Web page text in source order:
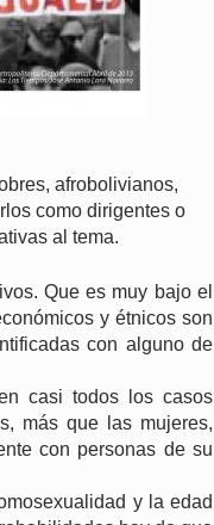
afrobolivianos,
como dirigentes o
al tema.
Que es muy bajo el
y étnicos son
con alguno de
casi todos los casos
más que las mujeres,
con personas de su
y la edad